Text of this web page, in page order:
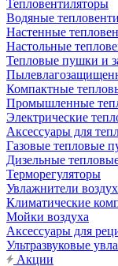
Тепловентиляторы
Водяные
Настенные
Настольные
Тепловые пушки и
Компактные
Промышленные
Электрические
Аксессуары для
Газовые тепловые
Дизельные
Терморегуляторы
Увлажнители
Климатические
Мойки воздуха
Аксессуары для
Ультразвуковые
Акции